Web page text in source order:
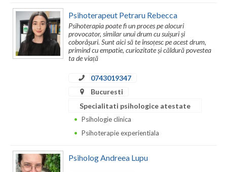
Psihoterapeut Petraru Rebecca
Psihoterapia poate fi un proces pe alocuri
provocator, similar unui drum cu suișuri și
coborâșuri. Sunt aici să te însoțesc pe acest drum,
primind cu empatie, curiozitate și căldură povestea
ta de viață
0743019347
Bucuresti
Specialitati psihologice atestate
Psihologie clinica
Psihoterapie experientiala
Psiholog Andreea Lupu